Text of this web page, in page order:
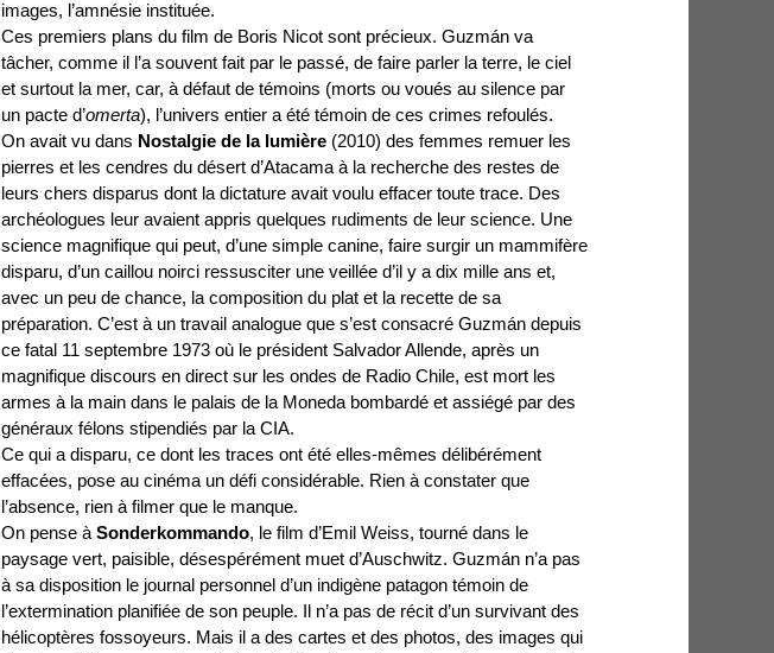
images, l’amnésie instituée.
Ces premiers plans du film de Boris Nicot sont précieux. Guzmán va
tâcher, comme il l’a souvent fait par le passé, de faire parler la terre, le ciel
et surtout la mer, car, à défaut de témoins (morts ou voués au silence par
un pacte d’omerta), l’univers entier a été témoin de ces crimes refoulés.
On avait vu dans Nostalgie de la lumière (2010) des femmes remuer les
pierres et les cendres du désert d’Atacama à la recherche des restes de
leurs chers disparus dont la dictature avait voulu effacer toute trace. Des
archéologues leur avaient appris quelques rudiments de leur science. Une
science magnifique qui peut, d’une simple canine, faire surgir un mammifère
disparu, d’un caillou noirci ressusciter une veillée d’il y a dix mille ans et,
avec un peu de chance, la composition du plat et la recette de sa
préparation. C’est à un travail analogue que s’est consacré Guzmán depuis
ce fatal 11 septembre 1973 où le président Salvador Allende, après un
magnifique discours en direct sur les ondes de Radio Chile, est mort les
armes à la main dans le palais de la Moneda bombardé et assiégé par des
généraux félons stipendiés par la CIA.
Ce qui a disparu, ce dont les traces ont été elles-mêmes délibérément
effacées, pose au cinéma un défi considérable. Rien à constater que
l’absence, rien à filmer que le manque.
On pense à Sonderkommando, le film d’Emil Weiss, tourné dans le
paysage vert, paisible, désespérément muet d’Auschwitz. Guzmán n’a pas
à sa disposition le journal personnel d’un indigène patagon témoin de
l’extermination planifiée de son peuple. Il n’a pas de récit d’un survivant des
hélicoptères fossoyeurs. Mais il a des cartes et des photos, des images qui